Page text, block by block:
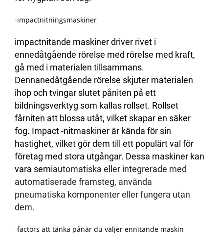
-impactnitningsmaskiner
impactnitande maskiner driver rivet i
ennedåtgående rörelse med rörelse med kraft,
gå med i materialen tillsammans.
Dennanedåtgående rörelse skjuter materialen
ihop och tvingar slutet påniten på ett
bildningsverktyg som kallas rollset. Rollset
fårniten att blossa utåt, vilket skapar en säker
fog. Impact -nitmaskiner är kända för sin
hastighet, vilket gör dem till ett populärt val för
företag med stora utgångar. Dessa maskiner kan
vara semiautomatiska eller integrerade med
automatiserade framsteg, använda
pneumatiska komponenter eller fungera utan
dem.
-factors att tänka pånär du väljer ennitande maskin